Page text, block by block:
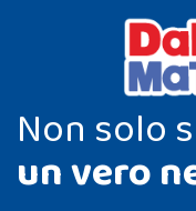
Non solo
un vero